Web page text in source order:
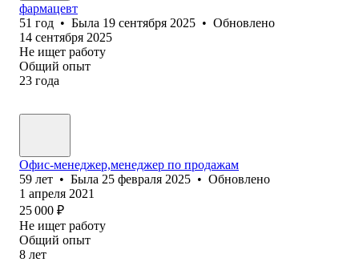
фармацевт
51 год • Была 19 сентября 2025 • Обновлено
14 сентября 2025
Не ищет работу
Общий опыт
23 года
Офис-менеджер,менеджер по продажам
59 лет • Была 25 февраля 2025 • Обновлено
1 апреля 2021
25 000 ₽
Не ищет работу
Общий опыт
8 лет